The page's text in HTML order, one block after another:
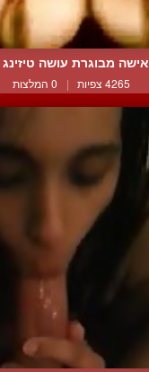
אישה מבוגרת עושה
4265 צפיות | 0 המלצות